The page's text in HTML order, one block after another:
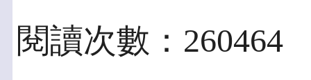
閱讀次數：